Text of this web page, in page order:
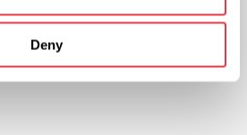
Deny
+48 (83) 313-19-70
sales@msgequipment.pl